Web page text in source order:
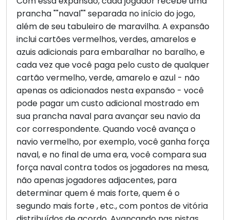
prancha ""naval"" separada no início do jogo,
além de seu tabuleiro de maravilha. A expansão
inclui cartões vermelhos, verdes, amarelos e
azuis adicionais para embaralhar no baralho, e
cada vez que você paga pelo custo de qualquer
cartão vermelho, verde, amarelo e azul - não
apenas os adicionados nesta expansão - você
pode pagar um custo adicional mostrado em
sua prancha naval para avançar seu navio da
cor correspondente. Quando você avança o
navio vermelho, por exemplo, você ganha força
naval, e no final de uma era, você compara sua
força naval contra todos os jogadores na mesa,
não apenas jogadores adjacentes, para
determinar quem é mais forte, quem é o
segundo mais forte , etc., com pontos de vitória